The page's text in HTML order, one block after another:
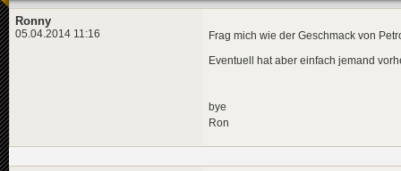
Ronny
05.04.2014 11:16 Frag mich wie der Geschmack von
Eventuell hat aber einfach jemand
bye
Ron